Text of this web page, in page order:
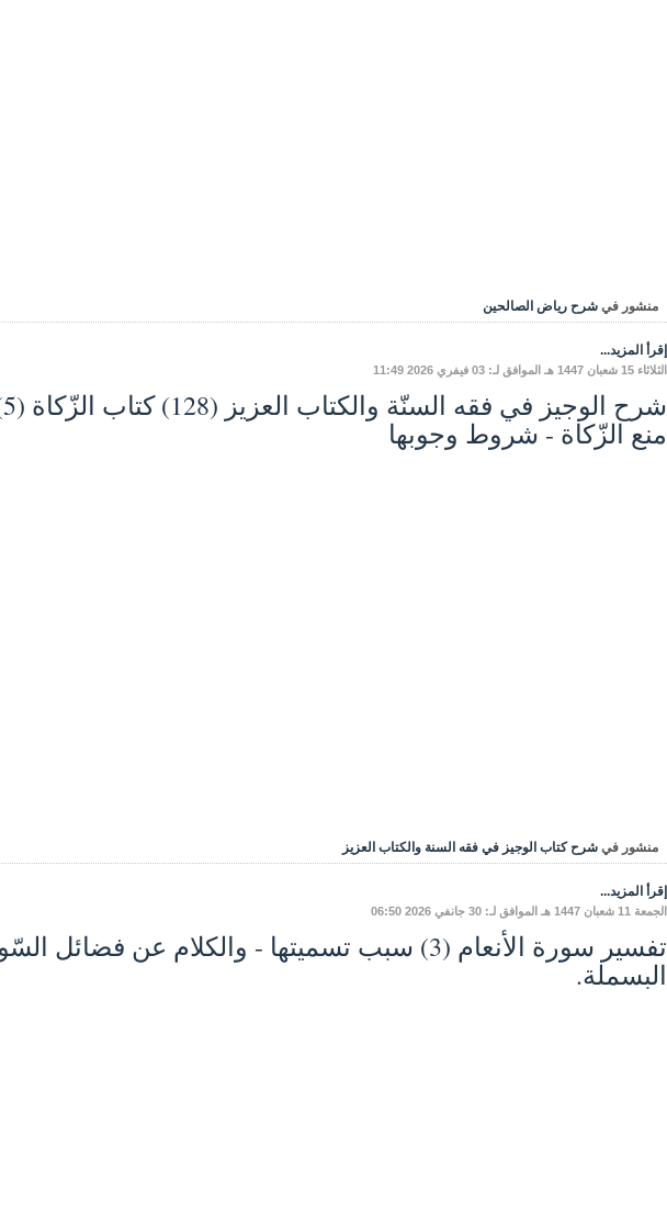
منشور في شرح رياض الصالحين
إقرأ المزيد...
الثلاثاء 15 شعبان 1447 هـ الموافق لـ: 03 فيفري 2026 11:49
منع الزّكاة - شروط وجوبها
منشور في شرح كتاب الوجيز في فقه السنة والكتاب العزيز
إقرأ المزيد...
الجمعة 11 شعبان 1447 هـ الموافق لـ: 30 جانفي 2026 06:50
تفسير سورة الأنعام (3) سبب تسميتها - والكلام عن فضائل
البسملة.